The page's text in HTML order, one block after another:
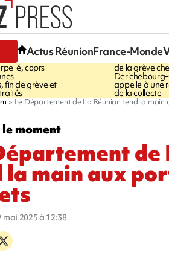
Actus RéunionFrance-Monde
SOIR
coprs
fin de grève et
18:26
UN ACCORD
de la grève
Derichebourg-
appelle à une
de la collecte
Le Département de La Réunion tend la
moment
de
la main aux
mai 2025 à 12:38